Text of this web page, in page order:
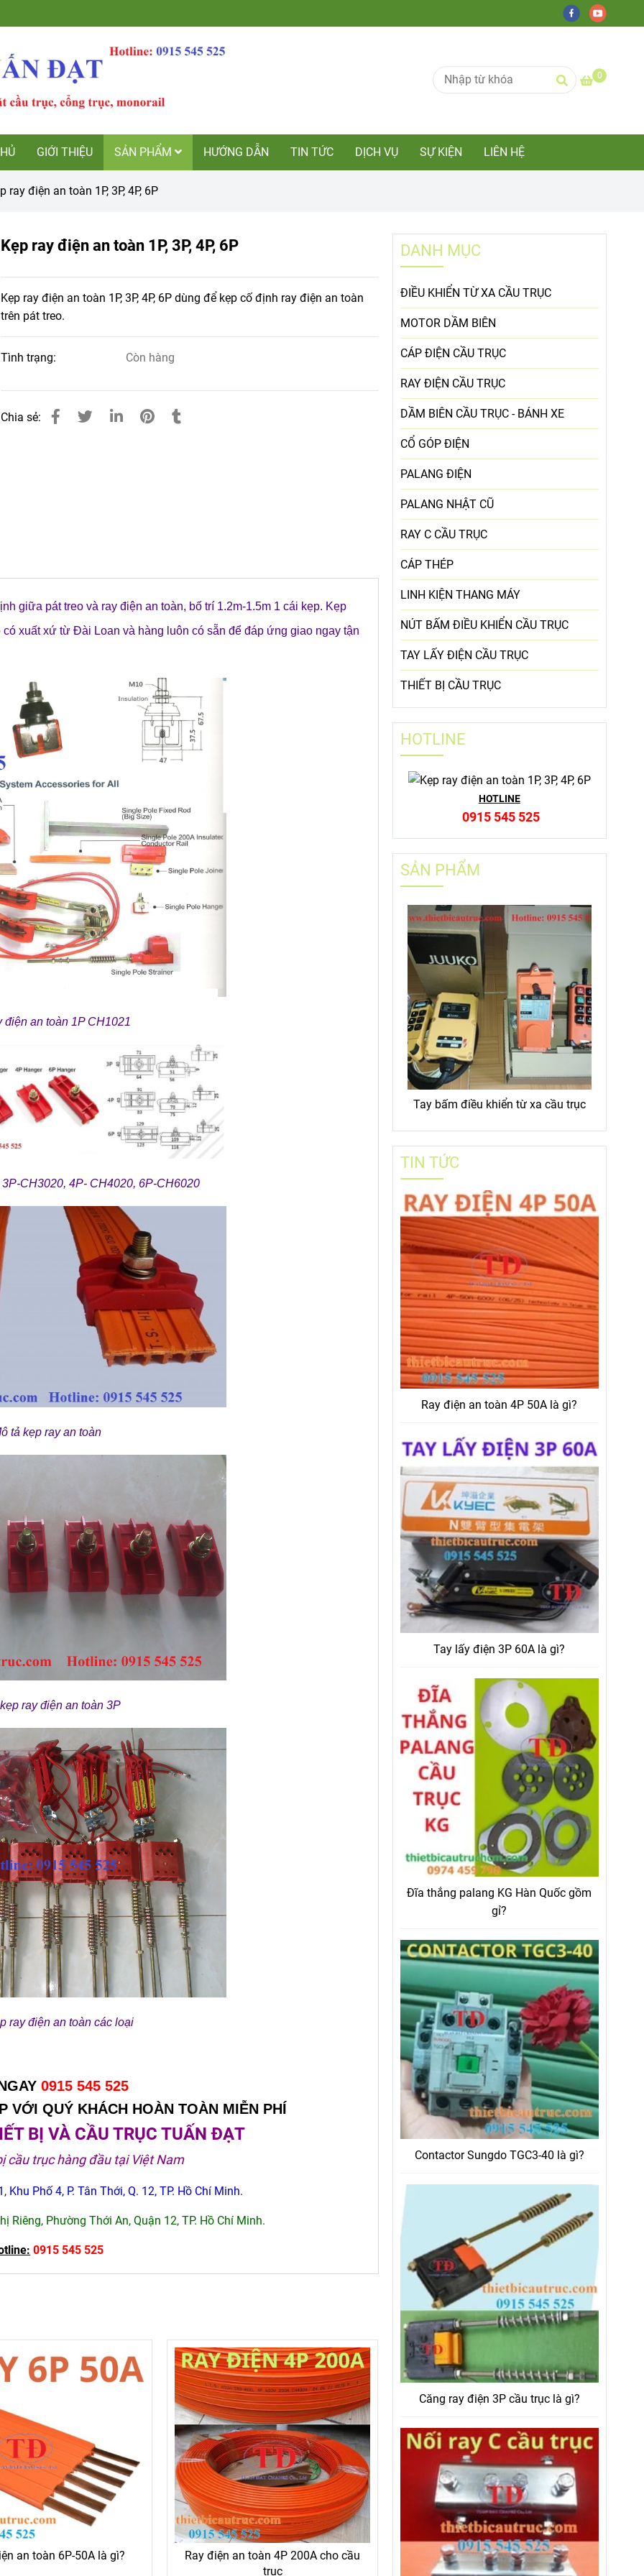
0
GIỚI THIỆU SẢN PHẨM HƯỚNG DẪN TIN TỨC DỊCH VỤ SỰ KIỆN LIÊN HỆ
ray điện an toàn 1P, 3P, 4P, 6P
Kẹp ray điện an toàn 1P, 3P, 4P, 6P
Kẹp ray điện an toàn 1P, 3P, 4P, 6P dùng để kẹp cố định ray điện an toàn
trên pát treo.
Tình trạng: Còn hàng
Chia sẻ:
giữa pát treo và ray điện an toàn, bố trí 1.2m-1.5m 1 cái kẹp. Kẹp
xuất xứ từ Đài Loan và hàng luôn có sẵn để đáp ứng giao ngay tận
điện an toàn 1P CH1021
CH3020, 4P- CH4020, 6P-CH6020
tả kẹp ray an toàn
ray điện an toàn 3P
ray điện an toàn các loại
0915 545 525
QUÝ KHÁCH HOÀN TOÀN MIỄN PHÍ
BỊ VÀ CẦU TRỤC TUẤN ĐẠT
cầu trục hàng đầu tại Việt Nam
Khu Phố 4, P. Tân Thới, Q. 12, TP. Hồ Chí Minh.
Riêng, Phường Thới An, Quận 12, TP. Hồ Chí Minh.
0915 545 525
an toàn 6P-50A là gì?
Ray điện an toàn 4P 200A cho cầu
trục
DANH MỤC
ĐIỀU KHIỂN TỪ XA CẦU TRỤC
MOTOR DẦM BIÊN
CÁP ĐIỆN CẦU TRỤC
RAY ĐIỆN CẦU TRỤC
DẦM BIÊN CẦU TRỤC - BÁNH XE
CỔ GÓP ĐIỆN
PALANG ĐIỆN
PALANG NHẬT CŨ
RAY C CẦU TRỤC
CÁP THÉP
LINH KIỆN THANG MÁY
NÚT BẤM ĐIỀU KHIỂN CẦU TRỤC
TAY LẤY ĐIỆN CẦU TRỤC
THIẾT BỊ CẦU TRỤC
HOTLINE
HOTLINE
0915 545 525
SẢN PHẨM
Tay bấm điều khiển từ xa cầu trục
TIN TỨC
Ray điện an toàn 4P 50A là gì?
Tay lấy điện 3P 60A là gì?
Đĩa thắng palang KG Hàn Quốc gồm
gỉ?
Contactor Sungdo TGC3-40 là gì?
Căng ray điện 3P cầu trục là gì?